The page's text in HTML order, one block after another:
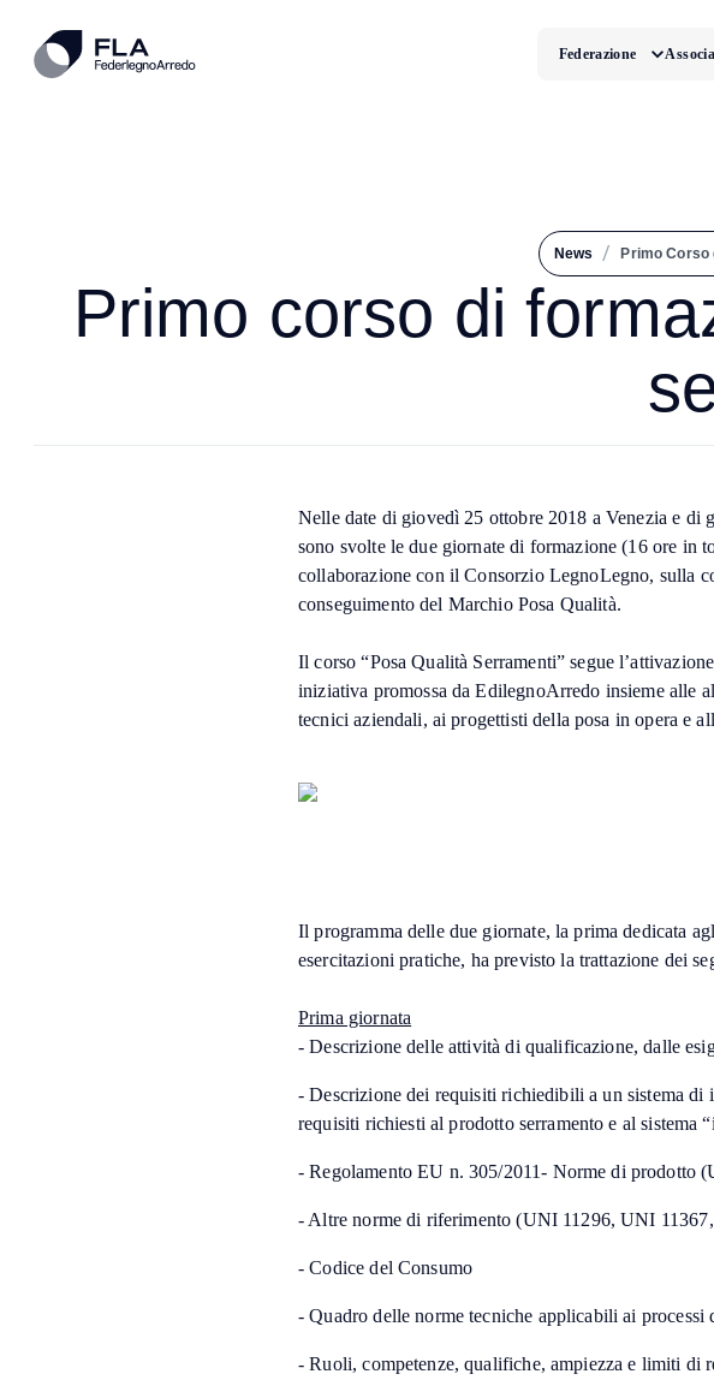
Federazione
News / Primo Corso
Primo corso di
Nelle date di giovedì 25 ottobre 2018 a Venezia e di
sono svolte le due giornate di formazione (16 ore in
collaborazione con il Consorzio LegnoLegno, sulla
conseguimento del Marchio Posa Qualità.
Il corso “Posa Qualità Serramenti” segue
iniziativa promossa da EdilegnoArredo insieme alle
tecnici aziendali, ai progettisti della posa in opera e
Il programma delle due giornate, la prima dedicata
esercitazioni pratiche, ha previsto la trattazione dei
Prima giornata
- Descrizione delle attività di qualificazione, dalle
- Descrizione dei requisiti richiedibili a un sistema di
requisiti richiesti al prodotto serramento e al sistema
- Regolamento EU n. 305/2011- Norme di prodotto
- Altre norme di riferimento (UNI 11296, UNI
- Codice del Consumo
- Quadro delle norme tecniche applicabili ai
- Ruoli, competenze, qualifiche, ampiezza e limiti di